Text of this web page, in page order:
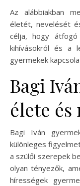
Az alábbiakban
életét, nevelését
célja, hogy
kihívásokról és a
gyermekek
Bagi
élete és
Bagi Iván
különleges
a szülői szerepek
olyan tényezők,
hírességek